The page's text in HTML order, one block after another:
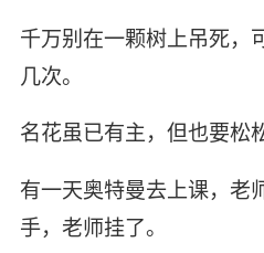
千万别在一颗树上吊死，
几次。
名花虽已有主，但也要松
有一天奥特曼去上课，老
手，老师挂了。